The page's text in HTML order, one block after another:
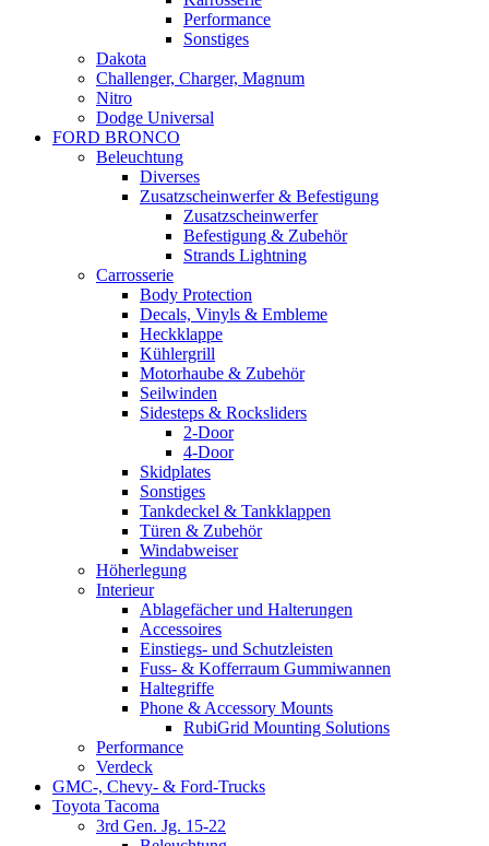
Performance
Sonstiges
Dakota
Challenger, Charger, Magnum
Nitro
Dodge Universal
FORD BRONCO
Beleuchtung
Diverses
Zusatzscheinwerfer & Befestigung
Zusatzscheinwerfer
Befestigung & Zubehör
Strands Lightning
Carrosserie
Body Protection
Decals, Vinyls & Embleme
Heckklappe
Kühlergrill
Motorhaube & Zubehör
Seilwinden
Sidesteps & Rocksliders
2-Door
4-Door
Skidplates
Sonstiges
Tankdeckel & Tankklappen
Türen & Zubehör
Windabweiser
Höherlegung
Interieur
Ablagefächer und Halterungen
Accessoires
Einstiegs- und Schutzleisten
Fuss- & Kofferraum Gummiwannen
Haltegriffe
Phone & Accessory Mounts
RubiGrid Mounting Solutions
Performance
Verdeck
GMC-, Chevy- & Ford-Trucks
Toyota Tacoma
3rd Gen. Jg. 15-22